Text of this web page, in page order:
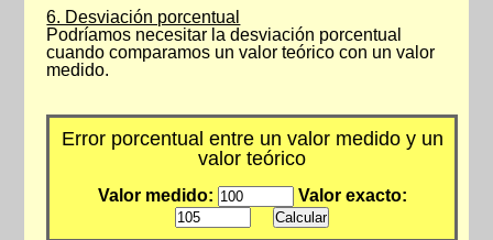
6. Desviación porcentual
Podríamos necesitar la desviación porcentual
cuando comparamos un valor teórico con un valor
medido.
Error porcentual entre un valor medido y un
valor teórico
Valor medido: Valor exacto: